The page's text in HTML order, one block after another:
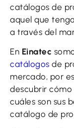
catálogos de
aquel que
a través del
En Einatec
catálogos de
mercado, por
descubrir
cuáles son sus
catálogo de